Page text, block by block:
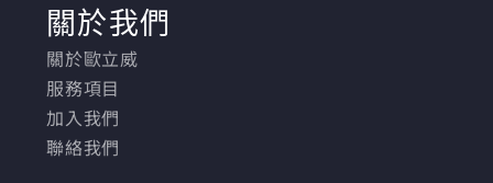
關於我們
關於歐立威
服務項目
加入我們
聯絡我們